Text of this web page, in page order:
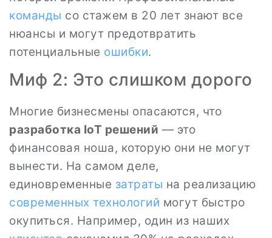
команды со стажем в 20 лет знают все
нюансы и могут предотвратить
потенциальные ошибки.
Миф 2: Это слишком дорого
Многие бизнесмены опасаются, что
разработка IoT решений — это
финансовая ноша, которую они не могут
вынести. На самом деле,
единовременные затраты на реализацию
современных технологий могут быстро
окупиться. Например, один из наших